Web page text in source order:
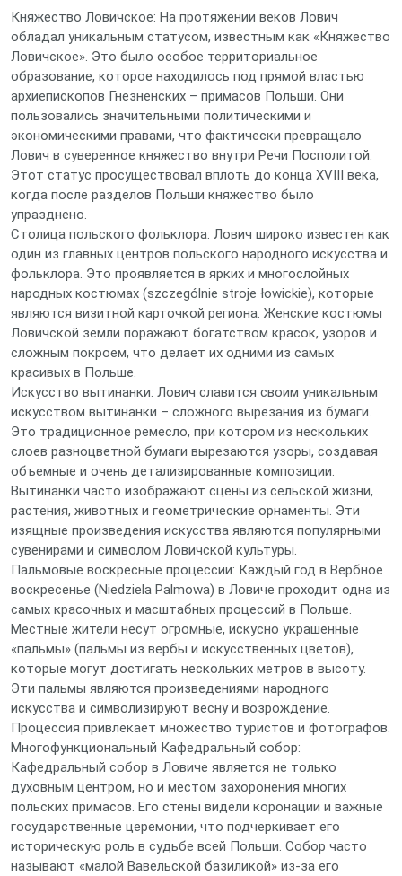
Княжество Ловичское: На протяжении веков Лович
обладал уникальным статусом, известным как «Княжество
Ловичское». Это было особое территориальное
образование, которое находилось под прямой властью
архиепископов Гнезненских – примасов Польши. Они
пользовались значительными политическими и
экономическими правами, что фактически превращало
Лович в суверенное княжество внутри Речи Посполитой.
Этот статус просуществовал вплоть до конца XVIII века,
когда после разделов Польши княжество было
упразднено.
Столица польского фольклора: Лович широко известен как
один из главных центров польского народного искусства и
фольклора. Это проявляется в ярких и многослойных
народных костюмах (szczególnie stroje łowickie), которые
являются визитной карточкой региона. Женские костюмы
Ловичской земли поражают богатством красок, узоров и
сложным покроем, что делает их одними из самых
красивых в Польше.
Искусство вытинанки: Лович славится своим уникальным
искусством вытинанки – сложного вырезания из бумаги.
Это традиционное ремесло, при котором из нескольких
слоев разноцветной бумаги вырезаются узоры, создавая
объемные и очень детализированные композиции.
Вытинанки часто изображают сцены из сельской жизни,
растения, животных и геометрические орнаменты. Эти
изящные произведения искусства являются популярными
сувенирами и символом Ловичской культуры.
Пальмовые воскресные процессии: Каждый год в Вербное
воскресенье (Niedziela Palmowa) в Ловиче проходит одна из
самых красочных и масштабных процессий в Польше.
Местные жители несут огромные, искусно украшенные
«пальмы» (пальмы из вербы и искусственных цветов),
которые могут достигать нескольких метров в высоту.
Эти пальмы являются произведениями народного
искусства и символизируют весну и возрождение.
Процессия привлекает множество туристов и фотографов.
Многофункциональный Кафедральный собор:
Кафедральный собор в Ловиче является не только
духовным центром, но и местом захоронения многих
польских примасов. Его стены видели коронации и важные
государственные церемонии, что подчеркивает его
историческую роль в судьбе всей Польши. Собор часто
называют «малой Вавельской базиликой» из-за его